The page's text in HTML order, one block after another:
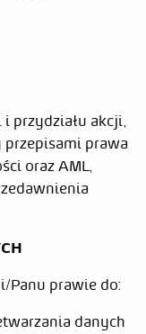
przydziału akcji,
przepisami prawa
oraz AML,
Panu prawie do:
danych